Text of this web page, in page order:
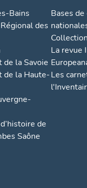
Bains
des
la Savoie
de la Haute-
de
Saône
Bases
La revue
Les